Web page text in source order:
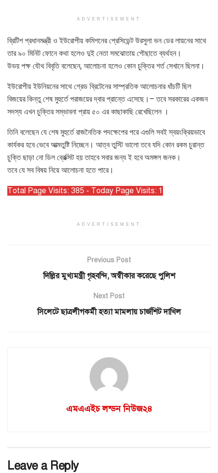
ADVERTISEMENT
ব্রিটিশ প্রধানমন্ত্রী ও ইউরোপীয় কমিশনের প্রেসিডেন্ট উরসুলা ভন ডের লায়নের সাথে
তার ৯০ মিনিট ফোনে কথা হলেও দুই নেতা সমঝোতায় পৌছাতে ব্যর্থহন।
উভয় পক্ষ যৌথ বিবৃতি বলেছেন, আলোচনা হলেও কোন চুক্তির শর্ত সেখানে ছিলনা।
ইউরোপীয় ইউনিয়নের সাথে গ্রেড ব্রিটেনের সাম্প্রতিক আলোচনার ধাঁচটি ছিল
বিজয়ের কিন্তু শেষ মুহুর্তে পরাজয়ের দ্বার প্রান্তে এসেছে।– তবে সরকারের একজন
সদস্য এখন চুক্তির সম্ভাবনা প্রায় ৫০ এর কাছাকাছি রেখেছিলেন ।
তিনি বলেছেন যে শেষ মুহুর্তে রাজনৈতিক পদক্ষেপের পরে এগুলি সবই স্বয়ংক্রিয়ভাবে
কার্যকর হবে ভেবে আত্মতুষ্টি নিচ্ছেন। আত্ব তুস্টি ভালো তবে যদি কোন রকম চুরান্ত
চুক্তি ছাড়া নো ডিল ব্রেক্সিট হয় তাহবে সবার জন্য ই হবে অমঙ্গল জনক।
তবে যে সব বিষয় নিয়ে আলোচনা হতে পারে।
Total Page Visits: 385 - Today Page Visits: 1
ADVERTISEMENT
Previous Post
দিল্লির মুখ্যমন্ত্রী গৃহবন্দি, অস্বীকার করেছে পুলিশ
Next Post
সিলেটে ছাত্রলীগকর্মী হত্যা মামলায় চার্জশিট দাখিল
এমএএইচ লন্ডন নিউজ২৪
Leave a Reply